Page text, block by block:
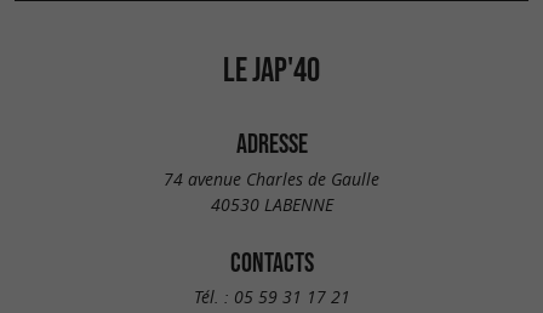
LE JAP'40
ADRESSE
74 avenue Charles de Gaulle
40530 LABENNE
CONTACTS
Tél. : 05 59 31 17 21